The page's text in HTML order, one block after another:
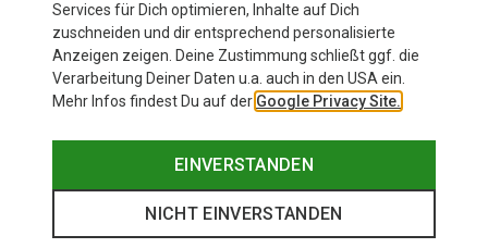
Services für Dich optimieren, Inhalte auf Dich
zuschneiden und dir entsprechend personalisierte
Anzeigen zeigen. Deine Zustimmung schließt ggf. die
Verarbeitung Deiner Daten u.a. auch in den USA ein.
Mehr Infos findest Du auf der Google Privacy Site.
EINVERSTANDEN
NICHT EINVERSTANDEN